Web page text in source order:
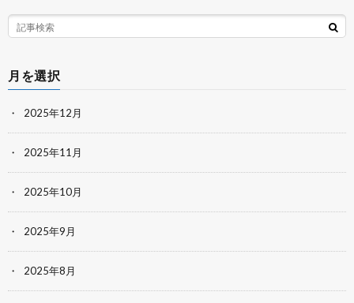
月を選択
2025年12月
2025年11月
2025年10月
2025年9月
2025年8月